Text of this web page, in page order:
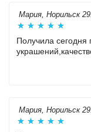
Мария, Норильск
Получила сегодня
Мария, Норильск